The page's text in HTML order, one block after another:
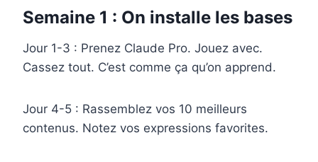
Semaine 1 : On installe les bases
Jour 1-3 : Prenez Claude Pro. Jouez avec.
Cassez tout. C’est comme ça qu’on apprend.
Jour 4-5 : Rassemblez vos 10 meilleurs
contenus. Notez vos expressions favorites.